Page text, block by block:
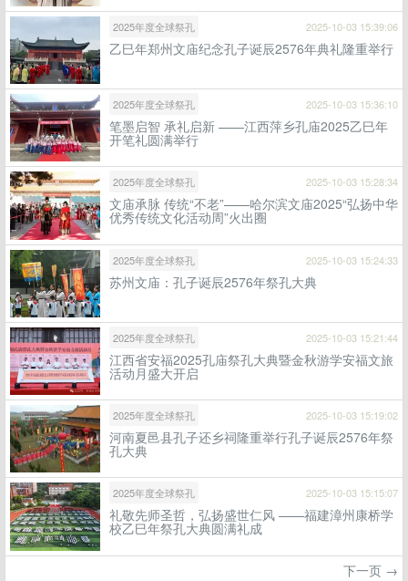
2025年度全球祭孔 2025-10-03 15:39:06
乙巳年郑州文庙纪念孔子诞辰2576年典礼隆重举行
2025年度全球祭孔 2025-10-03 15:36:10
笔墨启智 承礼启新 ——江西萍乡孔庙2025乙巳年
开笔礼圆满举行
2025年度全球祭孔 2025-10-03 15:28:34
文庙承脉 传统“不老”——哈尔滨文庙2025“弘扬中华
优秀传统文化活动周”火出圈
2025年度全球祭孔 2025-10-03 15:24:33
苏州文庙：孔子诞辰2576年祭孔大典
2025年度全球祭孔 2025-10-03 15:21:44
江西省安福2025孔庙祭孔大典暨金秋游学安福文旅
活动月盛大开启
2025年度全球祭孔 2025-10-03 15:19:02
河南夏邑县孔子还乡祠隆重举行孔子诞辰2576年祭
孔大典
2025年度全球祭孔 2025-10-03 15:15:07
礼敬先师圣哲，弘扬盛世仁风 ——福建漳州康桥学
校乙巳年祭孔大典圆满礼成
下一页 →